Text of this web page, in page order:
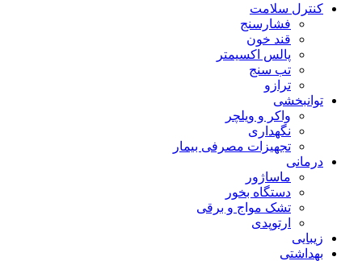
کنترل سلامت
فشارسنج
قند خون
پالس اکسیمتر
تب سنج
ترازو
توانبخشی
واکر و ویلچر
نگهداری
تجهیزات مصرفی بیمار
درمانی
ماساژور
دستگاه بخور
تشک مواج و برقی
ارتوپدی
زیبایی
بهداشتی